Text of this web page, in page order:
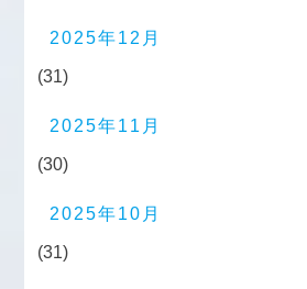
2025年12月
(31)
2025年11月
(30)
2025年10月
(31)